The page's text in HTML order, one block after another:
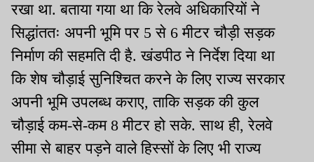
रखा था. बताया गया था कि रेलवे अधिकारियों ने
सिद्धांततः अपनी भूमि पर 5 से 6 मीटर चौड़ी सड़क
निर्माण की सहमति दी है. खंडपीठ ने निर्देश दिया था
कि शेष चौड़ाई सुनिश्चित करने के लिए राज्य सरकार
अपनी भूमि उपलब्ध कराए, ताकि सड़क की कुल
चौड़ाई कम-से-कम 8 मीटर हो सके. साथ ही, रेलवे
सीमा से बाहर पड़ने वाले हिस्सों के लिए भी राज्य